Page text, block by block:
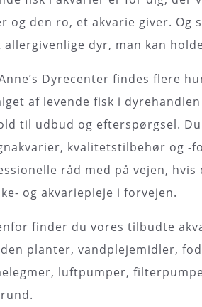
og den ro, et akvarie giver. Og
allergivenlige dyr, man kan
Dyrecenter findes flere
af levende fisk i
til udbud og efterspørgsel.
kvalitetstilbehør og -
råd med på vejen, hvis
og akvariepleje i forvejen.
finder du vores tilbudte
planter, vandplejemidler,
luftpumper,